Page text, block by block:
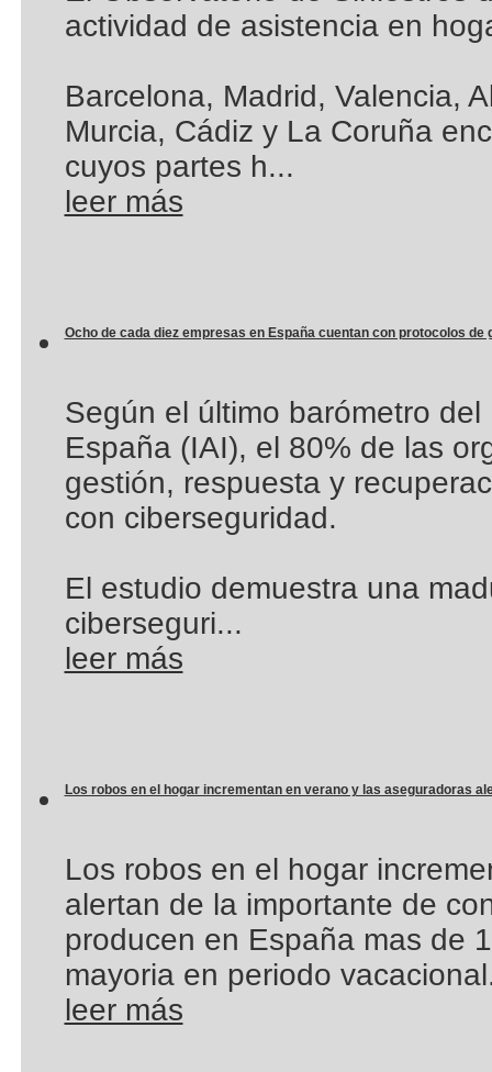
actividad de asistencia en
Barcelona, Madrid, Valencia,
Murcia, Cádiz y La Coruña
cuyos partes h...
leer más
Ocho de cada diez empresas en España cuentan con protocolos
Según el último barómetro
España (IAI), el 80% de las
gestión, respuesta y
con ciberseguridad.
El estudio demuestra una
ciberseguri...
leer más
Los robos en el hogar incrementan en verano y las aseguradoras
Los robos en el hogar
alertan de la importante de
producen en España mas de
mayoria en periodo
leer más